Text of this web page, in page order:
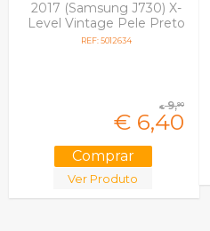
2017 (Samsung J730) X-
Level Vintage Pele Preto
em Blister
REF: 5012634
€9,90
€ 6,40
Ver Produto